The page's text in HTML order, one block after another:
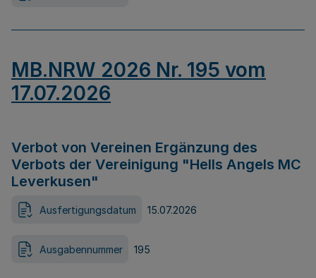
MB.NRW 2026 Nr. 195 vom
17.07.2026
Verbot von Vereinen Ergänzung des
Verbots der Vereinigung "Hells Angels MC
Leverkusen"
Ausfertigungsdatum 15.07.2026
Ausgabennummer 195